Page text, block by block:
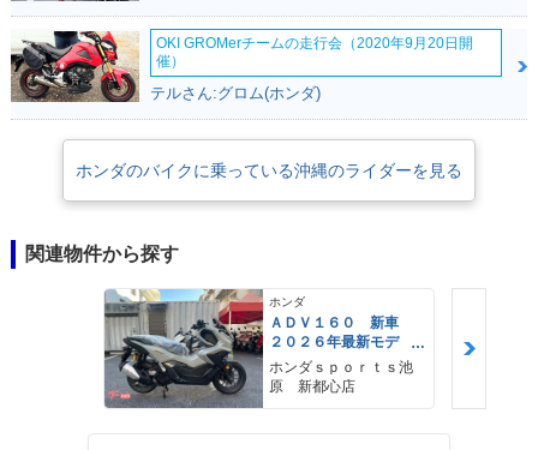
OKI GROMerチームの走行会（2020年9月20日開
催）
テルさん:グロム(ホンダ)
ホンダのバイクに乗っている沖縄のライダーを見る
関連物件から探す
ホンダ
ＡＤＶ１６０ 新車
２０２６年最新モデ
ル パールスモーキー
グレー スマートキ
ー ２９Ｌメットイ
ホンダｓｐｏｒｔｓ池
原 新都心店